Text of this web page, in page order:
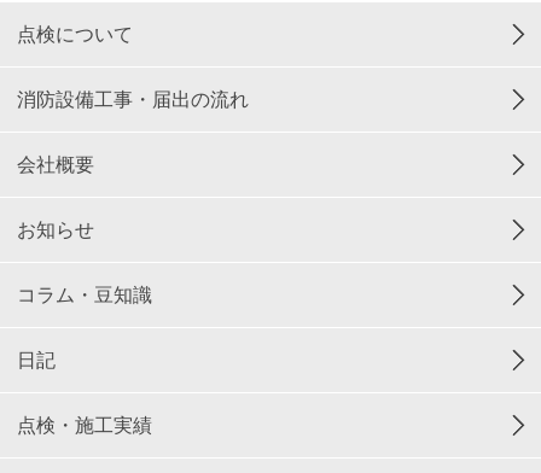
点検について
消防設備工事・届出の流れ
会社概要
お知らせ
コラム・豆知識
日記
点検・施工実績